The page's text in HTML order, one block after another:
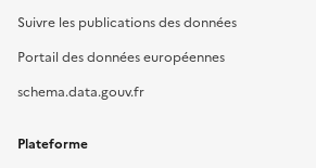
Suivre les publications des données
Portail des données européennes
schema.data.gouv.fr
Plateforme